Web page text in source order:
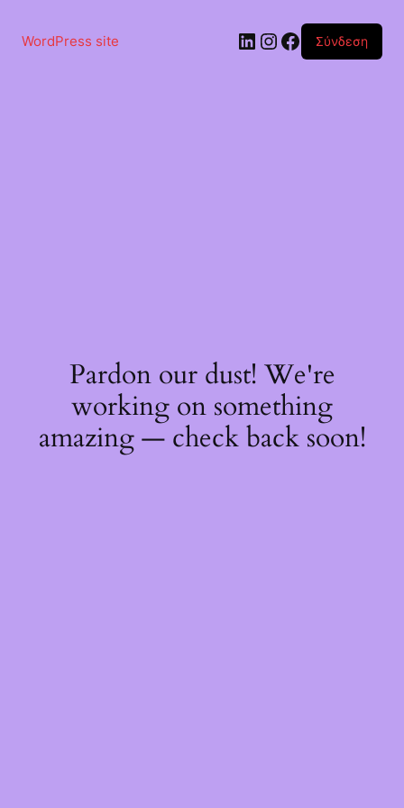
περιεχόμενο
WordPress site Linkedin
Instagram
Facebook
Σύνδεση
Pardon our dust! We're
working on something
amazing — check back soon!